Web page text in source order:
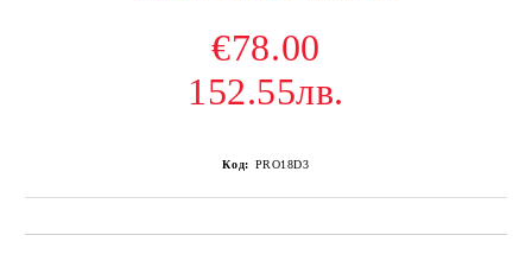
€78.00
152.55лв.
Код: PRO18D3